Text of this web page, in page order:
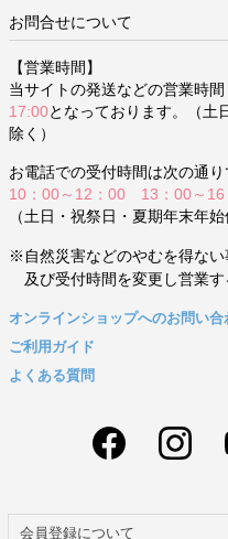
お問合せについて
【営業時間】
当サイトの発送などの営業時
17:00となっております。（土
除く）
お電話での受付時間は次の通り
10：00～12：00 13：00～16
（土日・祝祭日・夏期年末年始
※自然災害などのやむを得な
及び受付時間を変更し営業す
オンラインショップへのお問い合
ご利用ガイド
よくある質問
会員登録について